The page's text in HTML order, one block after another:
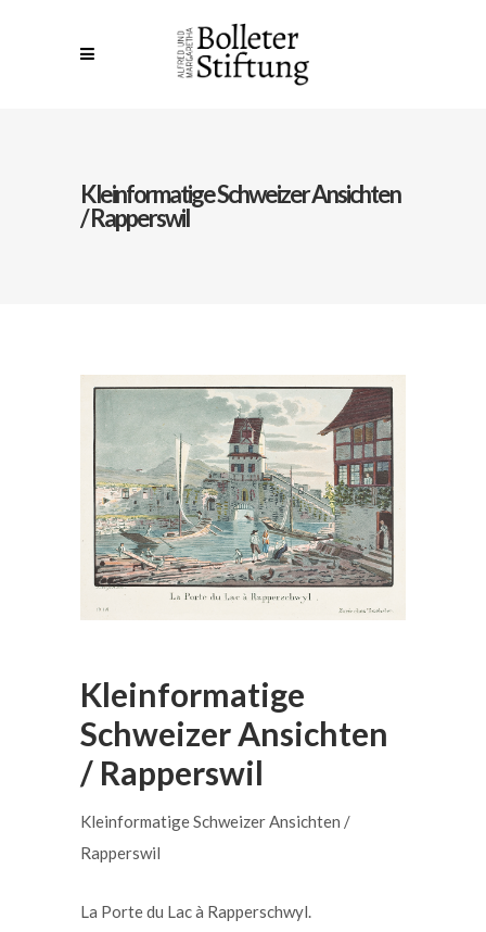
Kleinformatige Schweizer Ansichten
/ Rapperswil
Kleinformatige
Schweizer Ansichten
/ Rapperswil
Kleinformatige Schweizer Ansichten /
Rapperswil
La Porte du Lac à Rapperschwyl.